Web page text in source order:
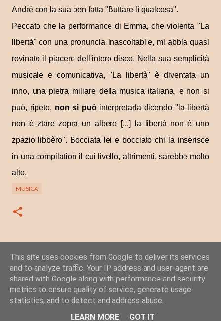
André con la sua ben fatta "Buttare lì qualcosa".
Peccato che la performance di Emma, che violenta "La
libertà" con una pronuncia inascoltabile, mi abbia quasi
rovinato il piacere dell'intero disco. Nella sua semplicità
musicale e comunicativa, "La libertà" è diventata un
inno, una pietra miliare della musica italiana, e non si
può, ripeto, non si puòinterpretarla dicendo "la libertà
non è ztare zopra un albero [...] la libertà non è uno
zpazio libbèro". Bocciata lei e bocciato chi la inserisce
in una compilation il cui livello, altrimenti, sarebbe molto
alto.
MUSICA
C
o
m
Posta un commento
Powered by Blogger
This site uses cookies from Google to deliver its services
and to analyze traffic. Your IP address and user-agent are
shared with Google along with performance and security
metrics to ensure quality of service, generate usage
statistics, and to detect and address abuse.
LEARN MORE
GOT IT